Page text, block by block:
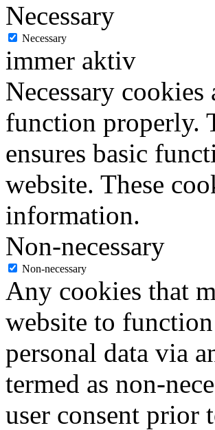
Necessary
Necessary
immer aktiv
Necessary
function properly.
ensures basic
website. These
information.
Non-necessary
Non-necessary
Any cookies that
website to
personal data via
termed as non-
user consent prior